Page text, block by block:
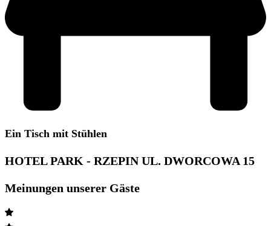
Ein Tisch mit Stühlen
HOTEL PARK - RZEPIN UL. DWORCOWA 15
Meinungen unserer Gäste